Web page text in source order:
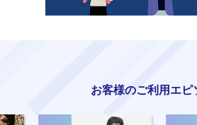
お客様のご利用エピ